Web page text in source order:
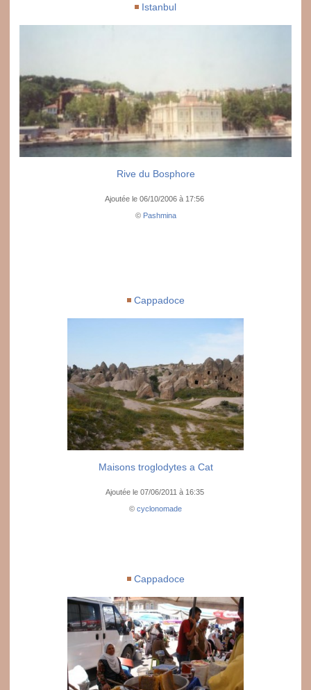
Istanbul
Rive du Bosphore
Ajoutée le 06/10/2006 à 17:56
© Pashmina
Cappadoce
Maisons troglodytes a Cat
Ajoutée le 07/06/2011 à 16:35
© cyclonomade
Cappadoce